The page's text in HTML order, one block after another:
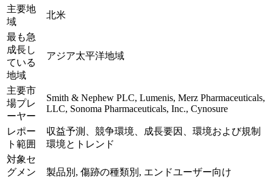
主要地
域
北米
最も急
成長し
ている
地域
アジア太平洋地域
主要市
場プレ
ーヤー
Smith & Nephew PLC, Lumenis, Merz Pharmaceuticals,
LLC, Sonoma Pharmaceuticals, Inc., Cynosure
レポー
ト範囲
収益予測、競争環境、成長要因、環境および規制
環境とトレンド
対象セ
グメン
製品別, 傷跡の種類別, エンドユーザー向け